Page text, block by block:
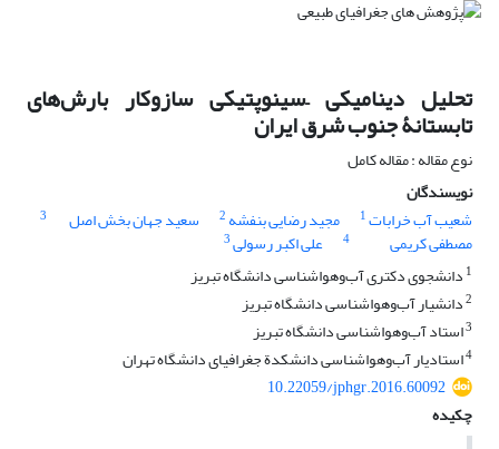
تحلیل دینامیکی –سینوپتیکی سازوکار بارش‌های
تابستانۀ جنوب شرق ایران
نوع مقاله : مقاله کامل
نویسندگان
شعیب آب خرابات1 مجید رضایی بنفشه 2 سعید جهان بخش اصل 3
مصطفی کریمی 4 علی اکبر رسولی3
1 دانشجوی دکتری آب‌وهواشناسی دانشگاه تبریز
2دانشیار آب‌وهواشناسی دانشگاه تبریز
3استاد آب‌وهواشناسی دانشگاه تبریز
4استادیار آب‌وهواشناسی دانشکدة جغرافیای دانشگاه تهران
10.22059/jphgr.2016.60092
چکیده